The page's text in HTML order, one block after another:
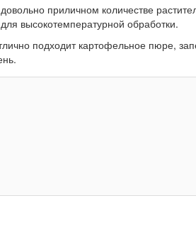
приличном количестве
высокотемпературной обработки.
подходит картофельное пюре,